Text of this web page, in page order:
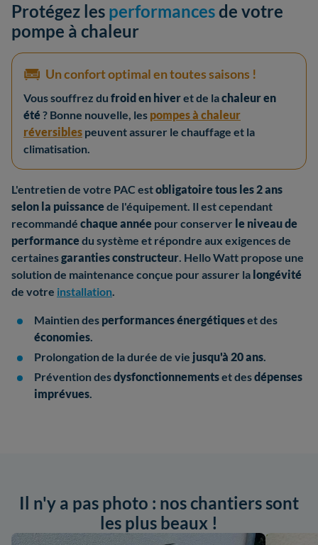
Protégez les performancesde votre
pompe à chaleur
Un confort optimal en toutes saisons !
Vous souffrez du froid en hiveret de lachaleur en
été ? Bonne nouvelle, les pompes à chaleur
réversibles peuvent assurer le chauffage et la
climatisation.
L'entretien de votre PAC estobligatoire tous les 2 ans
selon la puissance de l'équipement. Il est cependant
recommandé chaque année pour conserver le niveau de
performance du système et répondre aux exigences de
certainesgaranties constructeur. Hello Watt propose une
solution de maintenance conçue pour assurer la longévité
de votre installation.
Maintien des performances énergétiqueset des
économies.
Prolongation de la durée de vie jusqu'à 20 ans.
Prévention desdysfonctionnementset desdépenses
imprévues.
Il n'y a pas photo : nos chantiers sont
les plus beaux !